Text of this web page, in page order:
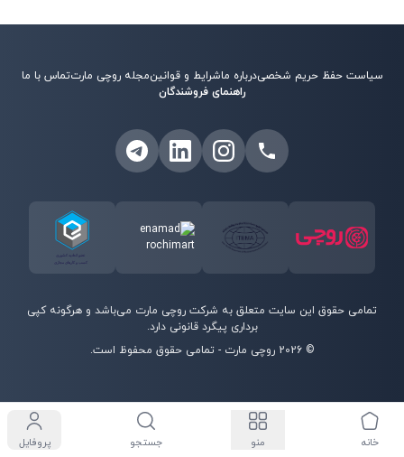
سیاست حفظ حریم شخصیدرباره ماشرایط و قوانینمجله روچی مارتتماس با ما
راهنمای فروشندگان
تمامی حقوق این سایت متعلق به شرکت روچی مارت می‌باشد و هرگونه کپی
برداری پیگرد قانونی دارد.
©
2026 روچی مارت - تمامی حقوق محفوظ است.
خانه منو جستجو پروفایل